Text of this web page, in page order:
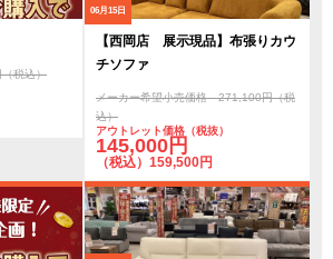
税込）
06月15日
【西岡店 展示現品】布張りカウ
チソファ
メーカー希望小売価格 271,100円（税
込）
アウトレット価格（税抜）
145,000円
（税込）159,500円